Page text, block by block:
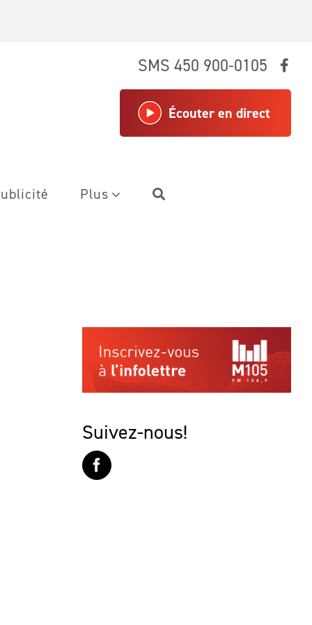
SMS 450 900-0105
Écouter en direct
Plus
Suivez-nous!